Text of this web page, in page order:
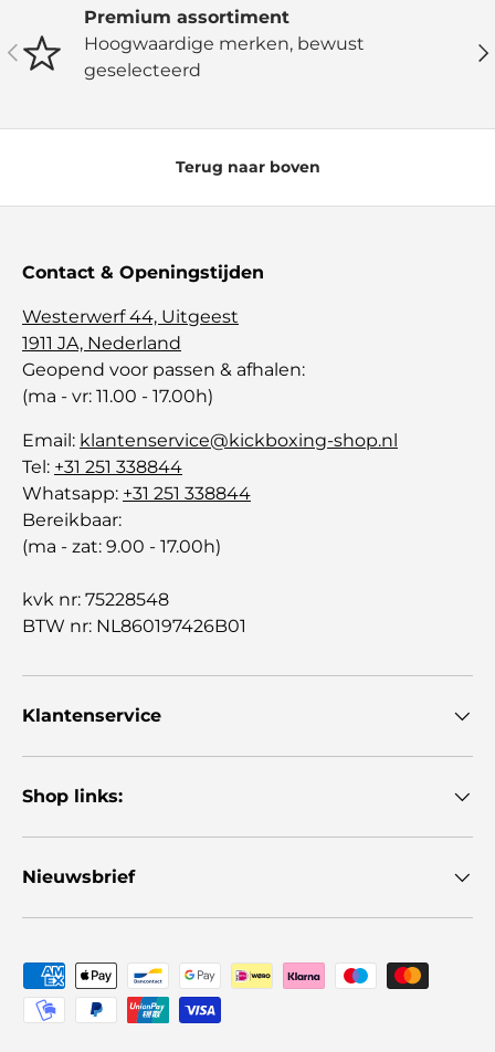
Vorige
Premium assortiment
Hoogwaardige merken, bewust
geselecteerd
Terug naar boven
Contact & Openingstijden
Westerwerf 44, Uitgeest
1911 JA, Nederland
Geopend voor passen & afhalen:
(ma - vr: 11.00 - 17.00h)
Email: klantenservice@kickboxing-shop.nl
Tel: +31 251 338844
Whatsapp: +31 251 338844
Bereikbaar:
(ma - zat: 9.00 - 17.00h)
kvk nr: 75228548
BTW nr: NL860197426B01
Klantenservice
Shop links:
Nieuwsbrief
Geaccepteerde betaalmethoden